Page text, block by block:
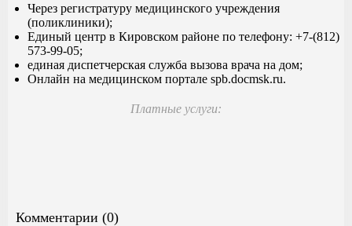
Через регистратуру медицинского учреждения
(поликлиники);
Единый центр в Кировском районе по телефону: +7-(812)
573-99-05;
единая диспетчерская служба вызова врача на дом;
Онлайн на медицинском портале spb.docmsk.ru.
Платные услуги:
Комментарии (0)